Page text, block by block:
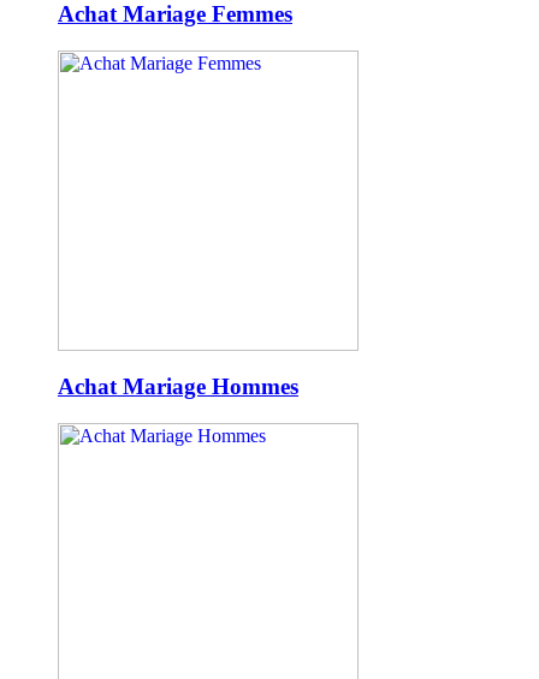
Achat Mariage Femmes
Achat Mariage Hommes